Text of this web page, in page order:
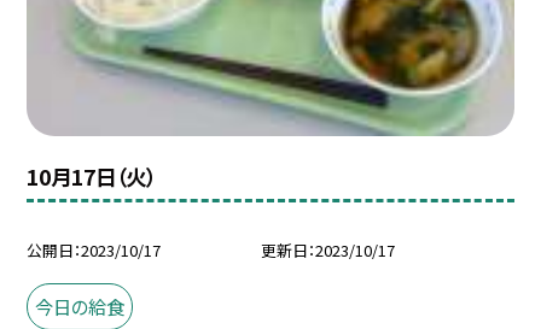
10月17日（火）
公開日 2023/10/17 更新日 2023/10/17
今日の給食